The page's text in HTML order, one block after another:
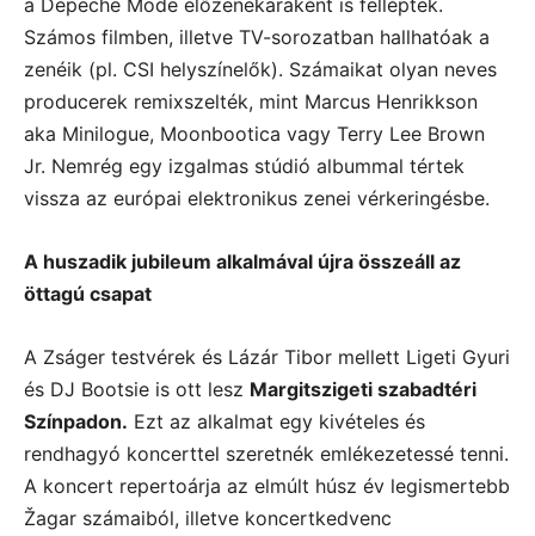
Számos filmben, illetve TV-sorozatban hallhatóak a
zenéik (pl. CSI helyszínelők). Számaikat olyan neves
producerek remixszelték, mint Marcus Henrikkson
aka Minilogue, Moonbootica vagy Terry Lee Brown
Jr. Nemrég egy izgalmas stúdió albummal tértek
vissza az európai elektronikus zenei vérkeringésbe.
A huszadik jubileum alkalmával újra összeáll az
öttagú csapat
A Zságer testvérek és Lázár Tibor mellett Ligeti Gyuri
és DJ Bootsie is ott lesz Margitszigeti szabadtéri
Színpadon. Ezt az alkalmat egy kivételes és
rendhagyó koncerttel szeretnék emlékezetessé tenni.
A koncert repertoárja az elmúlt húsz év legismertebb
Žagar számaiból, illetve koncertkedvenc